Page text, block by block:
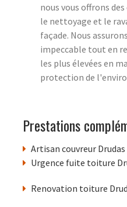
nous vous offrons
le nettoyage et le
façade. Nous
impeccable tout en
les plus élevées en
protection de
Prestations
Artisan couvreur Drudas
Urgence fuite toiture
Renovation toiture